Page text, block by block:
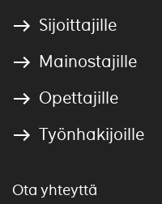
Sijoittajille
Mainostajille
Opettajille
Työnhakijoille
Ota yhteyttä